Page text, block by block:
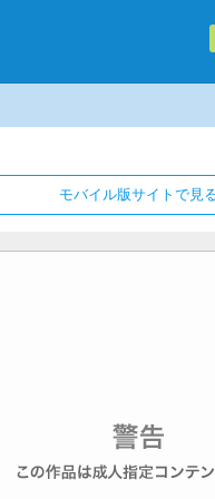
モバイル版サイトで見